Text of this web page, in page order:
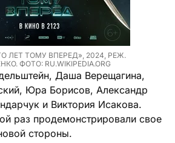
ЛЕТ ТОМУ ВПЕРЕД», 2024, РЕЖ.
ФОТО: RU.WIKIPEDIA.ORG
Даша Верещагина,
Юра Борисов, Александр
и Виктория Исакова.
раз продемонстрировали свое
стороны.